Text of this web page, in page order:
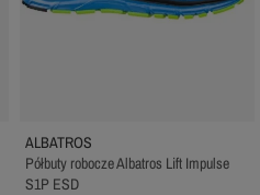
ALBATROS
Półbuty robocze Albatros Lift Impulse
S1P ESD